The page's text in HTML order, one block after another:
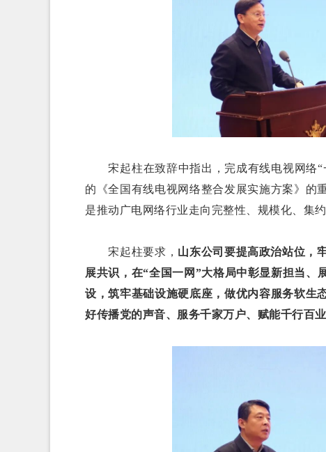
宋起柱在致辞中指出，完成有线电视网络“
的《全国有线电视网络整合发展实施方案》的
是推动广电网络行业走向完整性、规模化、集
宋起柱要求， 山东公司要提高政治站位，
展共识，在“全国一网”大格局中彰显新担当
设，筑牢基础设施硬底座，做优内容服务软生
好传播党的声音、服务千家万户、赋能千行百业